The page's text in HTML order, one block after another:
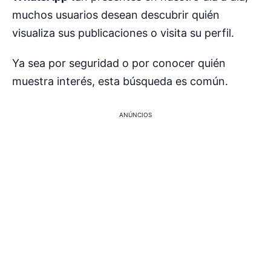
muchos usuarios desean descubrir quién
visualiza sus publicaciones o visita su perfil.
Ya sea por seguridad o por conocer quién
muestra interés, esta búsqueda es común.
ANÚNCIOS